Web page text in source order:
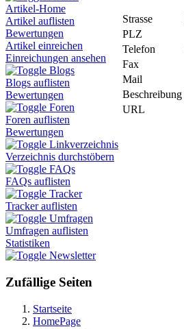
Artikel-Home
Artikel auflisten
Bewertungen
Artikel einreichen
Einreichungen ansehen
Blogs
Blogs auflisten
Bewertungen
Foren
Foren auflisten
Bewertungen
Linkverzeichnis
Verzeichnis durchstöbern
FAQs
FAQs auflisten
Tracker
Tracker auflisten
Umfragen
Umfragen auflisten
Statistiken
Newsletter
Zufällige Seiten
Startseite
HomePage
Strasse
PLZ
Telefon
Fax
Mail
Beschreibung
URL